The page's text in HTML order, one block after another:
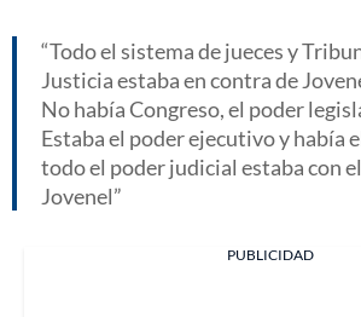
Todo el sistema de jueces y
Justicia estaba en contra de
No había Congreso, el poder
Estaba el poder ejecutivo y había
todo el poder judicial estaba con
Jovenel
PUBLICIDAD